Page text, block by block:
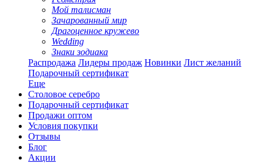
Мой талисман
Зачарованный мир
Драгоценное кружево
Wedding
Знаки зодиака
Распродажа Лидеры продаж Новинки Лист желаний
Подарочный сертификат
Еще
Столовое серебро
Подарочный сертификат
Продажи оптом
Условия покупки
Отзывы
Блог
Акции